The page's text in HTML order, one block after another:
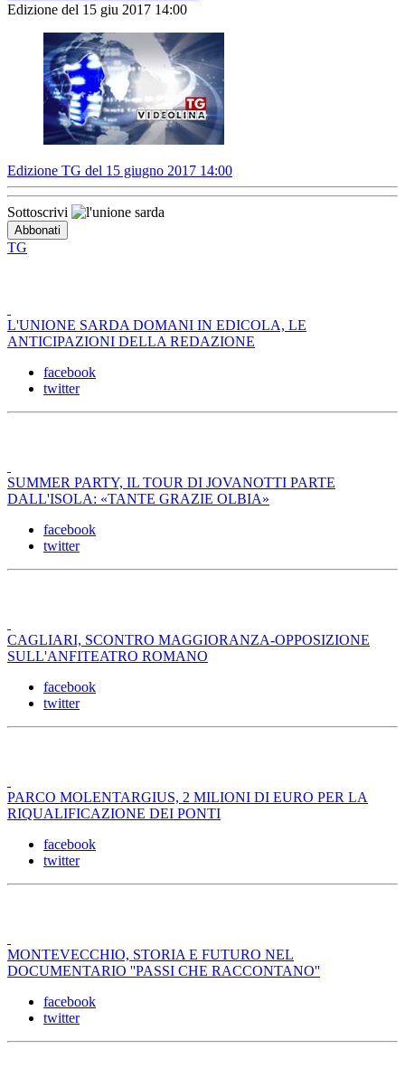
Edizione del 15 giu 2017 14:00
Edizione TG del 15 giugno 2017 14:00
Sottoscrivi
TG
L'UNIONE SARDA DOMANI IN EDICOLA, LE
ANTICIPAZIONI DELLA REDAZIONE
facebook
twitter
SUMMER PARTY, IL TOUR DI JOVANOTTI PARTE
DALL'ISOLA: «TANTE GRAZIE OLBIA»
facebook
twitter
CAGLIARI, SCONTRO MAGGIORANZA-OPPOSIZIONE
SULL'ANFITEATRO ROMANO
facebook
twitter
PARCO MOLENTARGIUS, 2 MILIONI DI EURO PER LA
RIQUALIFICAZIONE DEI PONTI
facebook
twitter
MONTEVECCHIO, STORIA E FUTURO NEL
DOCUMENTARIO ''PASSI CHE RACCONTANO''
facebook
twitter